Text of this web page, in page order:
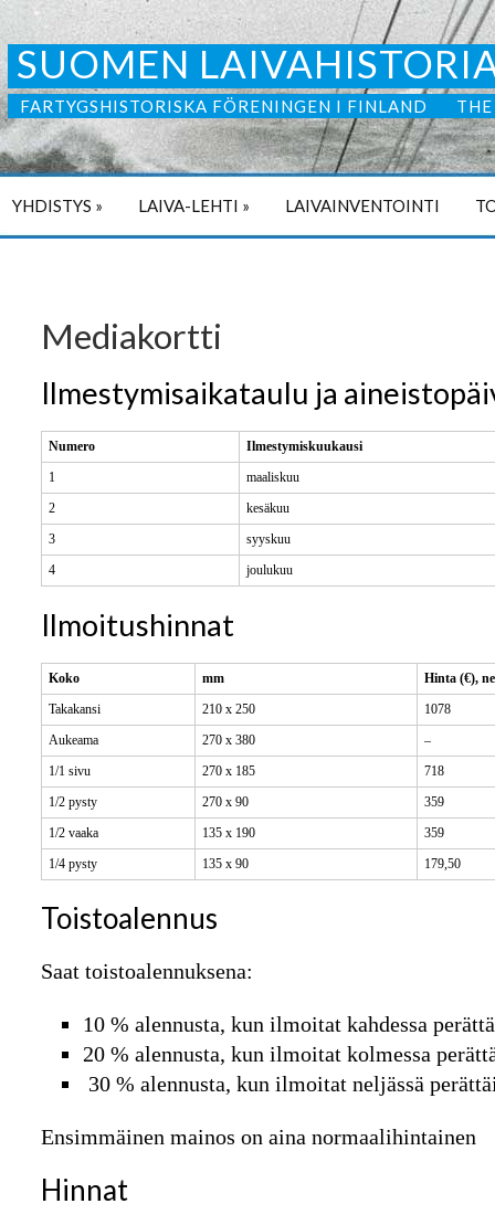
SUOMEN
FARTYGSHISTORISKA FÖRENINGEN I FINLAND
YHDISTYS » LAIVA-LEHTI » LAIVAINVENTOINTI
Mediakortti
Ilmestymisaikataulu ja
Numero
Ilmestymiskuukausi
1
maaliskuu
2
kesäkuu
3
syyskuu
4
joulukuu
Ilmoitushinnat
Koko mm
Hinta (€),
Takakansi
210 x 250
1078
Aukeama
270 x 380
–
1/1 sivu
270 x 185
718
1/2 pysty
270 x 90
359
1/2 vaaka
135 x 190
359
1/4 pysty
135 x 90 179,50
Toistoalennus
Saat toistoalennuksena:
10 % alennusta, kun ilmoitat kahdessa
20 % alennusta, kun ilmoitat kolmessa
30 % alennusta, kun ilmoitat neljässä
Ensimmäinen mainos on aina normaalihintainen
Hinnat